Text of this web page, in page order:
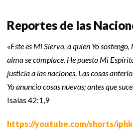
Reportes de las
«Este es Mi Siervo, a quien Yo
alma se complace. He puesto Mi
justicia a las naciones. Las cosas
Yo anuncio cosas nuevas; antes que
Isaías 42:1,9
https://youtube.com/shorts/